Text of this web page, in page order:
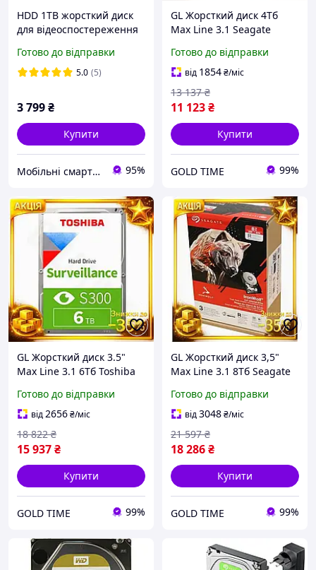
HDD 1TB жорсткий диск
для відеоспостереження
HDD диск на 1 ТБ SATA
для відеореєстратора,
Готово до відправки
5.0 (5)
3 799₴
Купити
Мобільні смартфони та Відеоспостереження 95%
GL Жорсткий диск 4Тб
Max Line 3.1 Seagate
ПК накопичувач з
швидкістю 5400 об/
LO31\PR
Готово до відправки
від 1854₴/міс
11 123₴
13 137 ₴
Купити
GOLD TIME 99%
GL Жорсткий диск 3.5"
Max Line 3.1 6Тб Toshiba
5400об/хв для
відеоспостережен
LO31\PR
Готово до відправки
від2656₴/міс
15 937₴
18 822 ₴
Купити
GOLD TIME 99%
GL Жорсткий диск 3,5"
Max Line 3.1 8Тб Seagate
для мережевого сховища
накопи LO31\PR
Готово до відправки
від3048₴/міс
18 286₴
21 597 ₴
Купити
GOLD TIME 99%